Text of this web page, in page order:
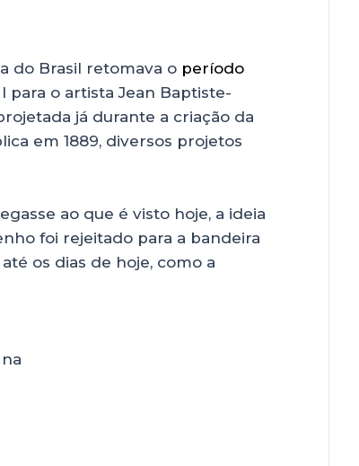
do Brasil retomava o período
para o artista Jean Baptiste-
já durante a criação da
em 1889, diversos projetos
ao que é visto hoje, a ideia
foi rejeitado para a bandeira
os dias de hoje, como a